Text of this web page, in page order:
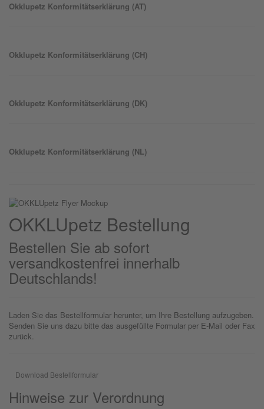
Okklupetz Konformitätserklärung (AT)
Okklupetz Konformitätserklärung (CH)
Okklupetz Konformitätserklärung (DK)
Okklupetz Konformitätserklärung (NL)
OKKLUpetz Bestellung
Bestellen Sie ab sofort
versandkostenfrei innerhalb
Deutschlands!
Laden Sie das Bestellformular herunter, um Ihre Bestellung aufzugeben.
Senden Sie uns dazu bitte das ausgefüllte Formular per E-Mail oder Fax
zurück.
Download Bestellformular
Hinweise zur Verordnung